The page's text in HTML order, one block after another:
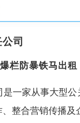
司
栏防暴铁马出
一家从事大型
整合营销传播及